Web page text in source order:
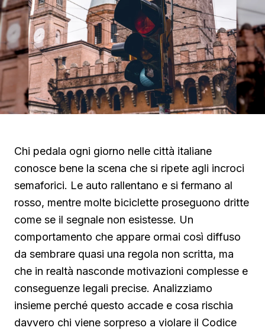
Chi pedala ogni giorno nelle città italiane
conosce bene la scena che si ripete agli incroci
semaforici. Le auto rallentano e si fermano al
rosso, mentre molte biciclette proseguono dritte
come se il segnale non esistesse. Un
comportamento che appare ormai così diffuso
da sembrare quasi una regola non scritta, ma
che in realtà nasconde motivazioni complesse e
conseguenze legali precise. Analizziamo
insieme perché questo accade e cosa rischia
davvero chi viene sorpreso a violare il Codice